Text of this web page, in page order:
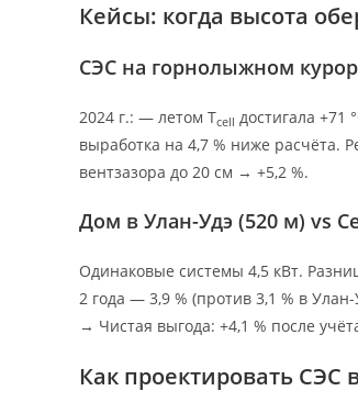
Кейсы: когда высота
СЭС на горнолыжном
2024 г.: — летом Tcell достигала +71
выработка на 4,7 % ниже расчёта.
вентзазора до 20 см → +5,2 %.
Дом в Улан-Удэ (520 м) vs
Одинаковые системы 4,5 кВт.
2 года — 3,9 % (против 3,1 % в
→ Чистая выгода: +4,1 % после
Как проектировать